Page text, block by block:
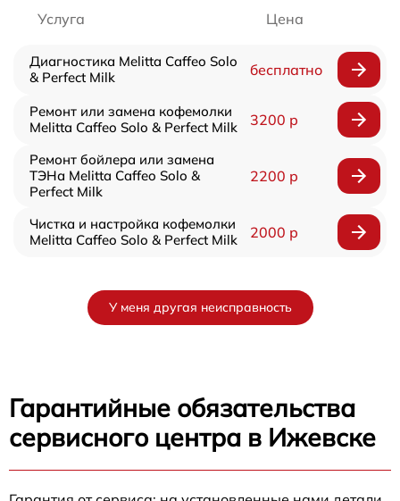
Услуга Цена
Диагностика Melitta Caffeo Solo
& Perfect Milk
бесплатно
Ремонт или замена кофемолки
Melitta Caffeo Solo & Perfect Milk
3200 р
Ремонт бойлера или замена
ТЭНа Melitta Caffeo Solo &
Perfect Milk
2200 р
Чистка и настройка кофемолки
Melitta Caffeo Solo & Perfect Milk
2000 р
У меня другая неисправность
Гарантийные обязательства
сервисного центра в Ижевске